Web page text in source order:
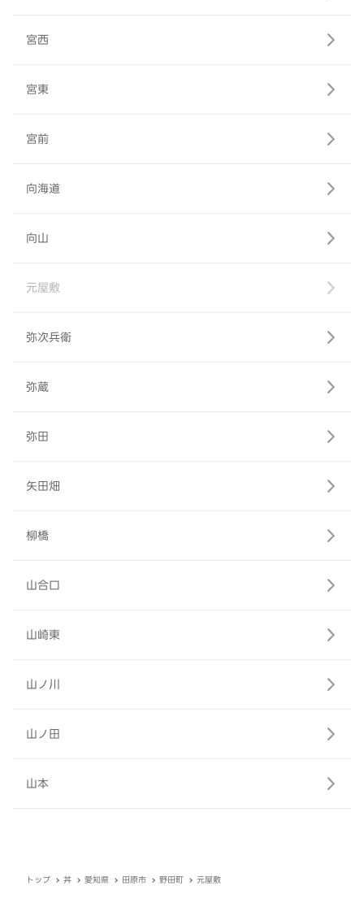
宮西
宮東
宮前
向海道
向山
元屋敷
弥次兵衛
弥蔵
弥田
矢田畑
柳橋
山合口
山崎東
山ノ川
山ノ田
山本
トップ 丼 愛知県 田原市 野田町 元屋敷